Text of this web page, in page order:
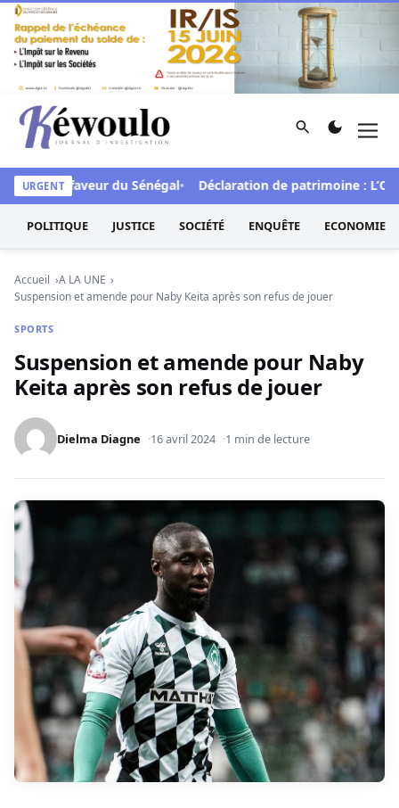
Aller au contenu
Kéwoulo, le premier site d'information et d'investigation
Rechercher
URGENT
en faveur du Sénégal Déclaration de patrimoine :
POLITIQUE JUSTICE SOCIÉTÉ ENQUÊTE ECONOMIE
Accueil
A LA UNE
Suspension et amende pour Naby Keita après son refus de jouer
SPORTS
Suspension et amende pour Naby
Keita après son refus de jouer
Dielma Diagne 16 avril 2024 1 min de lecture